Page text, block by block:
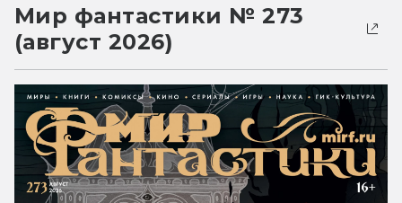
Мир фантастики № 273
(август 2026)